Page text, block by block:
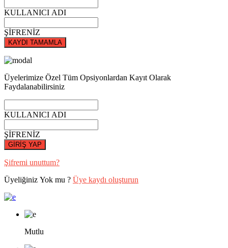
KULLANICI ADI
ŞİFRENİZ
KAYDI TAMAMLA
Üyelerimize Özel Tüm Opsiyonlardan Kayıt Olarak
Faydalanabilirsiniz
KULLANICI ADI
ŞİFRENİZ
GİRİŞ YAP
Şifremi unuttum?
Üyeliğiniz Yok mu ? Üye kaydı oluşturun
Mutlu